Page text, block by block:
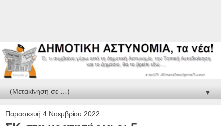
▼
Παρασκευή 4 Νοεμβρίου 2022